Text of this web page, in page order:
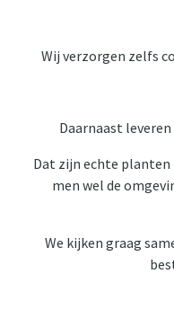
Wij verzorgen zelfs
Daarnaast
Dat zijn echte
men wel de
We kijken graag